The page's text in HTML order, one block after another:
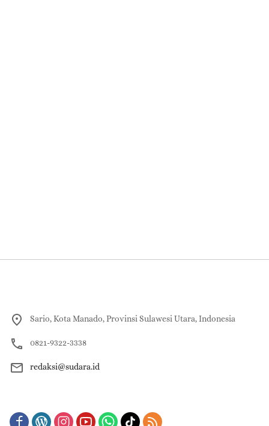
Sario, Kota Manado, Provinsi Sulawesi Utara, Indonesia
0821-9322-3338
redaksi@sudara.id